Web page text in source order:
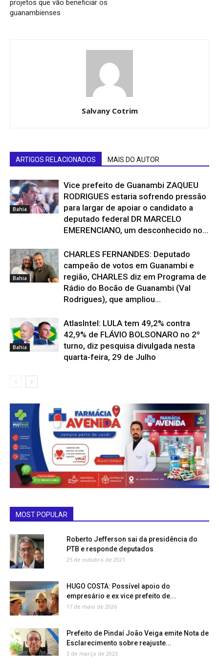
projetos que vão beneficiar os
guanambienses
Salvany Cotrim
ARTIGOS RELACIONADOS MAIS DO AUTOR
Bahia
Vice prefeito de Guanambi ZAQUEU
RODRIGUES estaria sofrendo pressão
para largar de apoiar o candidato a
deputado federal DR MARCELO
EMERENCIANO, um desconhecido no...
Bahia
CHARLES FERNANDES: Deputado
campeão de votos em Guanambi e
região, CHARLES diz em Programa de
Rádio do Bocão de Guanambi (Val
Rodrigues), que ampliou...
Bahia
AtlasIntel: LULA tem 49,2% contra
42,9% de FLÁVIO BOLSONARO no 2º
turno, diz pesquisa divulgada nesta
quarta-feira, 29 de Julho
MOST POPULAR
Roberto Jefferson sai da presidência do
PTB e responde deputados
25 de outubro de 2021
HUGO COSTA: Possível apoio do
empresário e ex vice prefeito de...
17 de maio de 2026
Prefeito de Pindaí João Veiga emite Nota de
Esclarecimento sobre reajuste...
3 de março de 2023